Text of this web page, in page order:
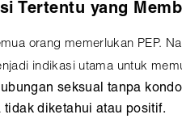
Tertentu yang
orang memerlukan PEP.
indikasi utama untuk
seksual tanpa
tidak diketahui atau positif.